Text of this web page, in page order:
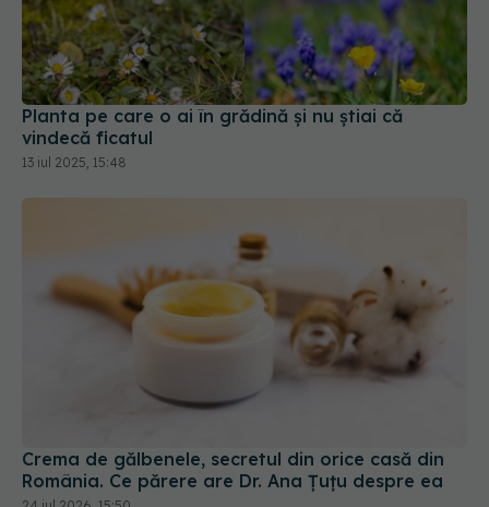
Planta pe care o ai în grădină și nu știai că
vindecă ficatul
13 iul 2025, 15:48
Crema de gălbenele, secretul din orice casă din
România. Ce părere are Dr. Ana Țuțu despre ea